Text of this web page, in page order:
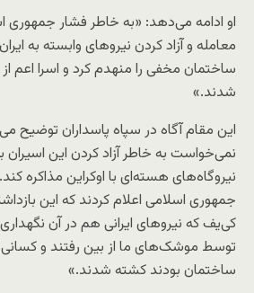
او ادامه می‌دهد: «به خاطر فشار جمهوری
معامله و آزاد کردن نیروهای وابسته به
ساختمان مخفی را منهدم کرد و اسرا اعم
شدند.»
این مقام آگاه در سپاه پاسداران توضیح
نمی‌خواست به خاطر آزاد کردن این
نیروگاه‌های هسته‌ای با اوکراین مذاکره
جمهوری اسلامی اعلام کردند که این
کی‌یف که نیروهای ایرانی هم در آن
توسط موشک‌های ما از بین رفتند و
ساختمان بودند کشته شدند.»